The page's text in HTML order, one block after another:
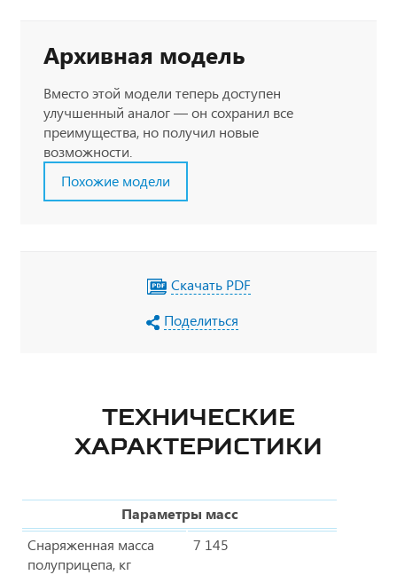
Архивная модель
Вместо этой модели теперь доступен
улучшенный аналог — он сохранил все
преимущества, но получил новые
возможности.
Похожие модели
Скачать PDF
Поделиться
ТЕХНИЧЕСКИЕ
ХАРАКТЕРИСТИКИ
Параметры масс
Снаряженная масса
полуприцепа, кг
7 145